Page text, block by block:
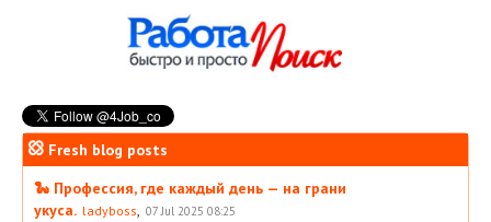
Fresh blog posts
🐍 Профессия, где каждый день — на грани
укуса. ladyboss 07 Jul 2025 08:25